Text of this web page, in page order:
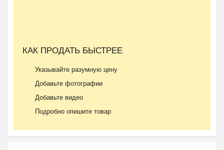
КАК ПРОДАТЬ БЫСТРЕЕ
Указывайте разумную цену
Добавьте фотографии
Добавьте видео
Подробно опишите товар